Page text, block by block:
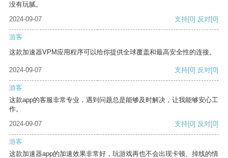
没有玩腻。
2024-09-07
支持[0] 反对[0]
游客
这款加速器VPM应用程序可以给你提供全球覆盖和最高安全性的连接。
2024-09-07 支持[0] 反对[0]
游客
这款app的客服非常专业，遇到问题总是能够及时解决，让我能够安心工
作。
2024-09-07
支持[0] 反对[0]
游客
这款加速器app的加速效果非常好，玩游戏再也不会出现卡顿、掉线的情